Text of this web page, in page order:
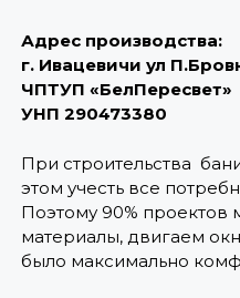
Адрес производства:
г. Ивацевичи ул
ЧПТУП «БелПересвет»
УНП 290473380
При строительства
этом учесть все
Поэтому 90%
материалы, двигаем
было максимально